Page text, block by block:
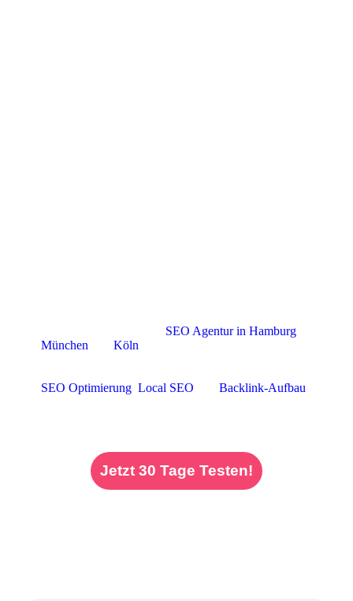
SEO Agentur in Hamburg
München
Köln
SEO Optimierung Local SEO
Backlink-Aufbau
Jetzt 30 Tage Testen!